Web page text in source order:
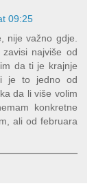
09:25
nije važno gdje.
najviše od
da ti je krajnje
je to jedno od
da li više volim
konkretne
ali od februara